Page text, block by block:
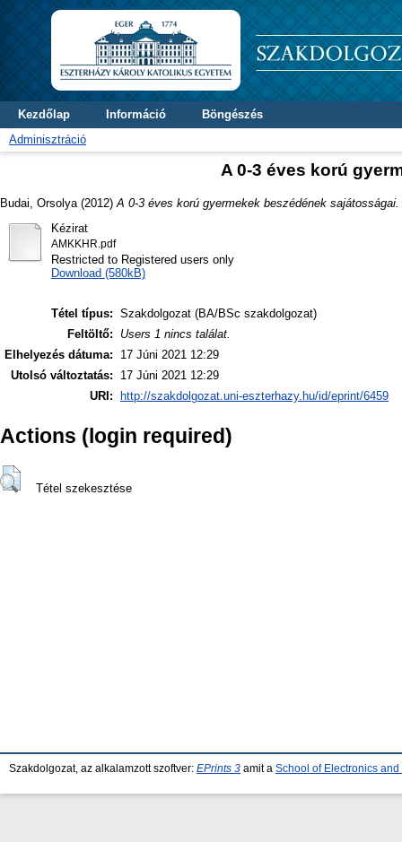
Kezdőlap Információ
Böngészés
Adminisztráció
A 0-3 éves korú
Budai, Orsolya (2012) A 0-3 éves korú gyermekek beszédének sajátosságai.
Kézirat
AMKKHR.pdf
Restricted to Registered users only
Download (580kB)
Tétel típus: Szakdolgozat (BA/BSc szakdolgozat)
Feltöltő:
Users 1 nincs találat.
Elhelyezés dátuma:
17 Júni 2021 12:29
Utolsó változtatás:
17 Júni 2021 12:29
URI:
http://szakdolgozat.uni-eszterhazy.hu/id/eprint/6459
Actions (login required)
Tétel szekesztése
Szakdolgozat, az alkalamzott szoftver: EPrints 3 amit a School of Electronics